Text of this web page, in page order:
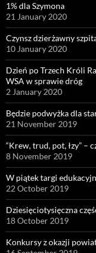
1% dla Szymona
21 January 2020
Czynsz dzierżawny
10 January 2020
Dzień po Trzech Króli
WSA w sprawie dróg
2 January 2020
Będzie podwyżka dla
21 November 2019
“Krew, trud, pot, łzy” –
8 November 2019
W piątek targi
22 October 2019
Dziesięciotysięczna
18 October 2019
Konkursy z okazji